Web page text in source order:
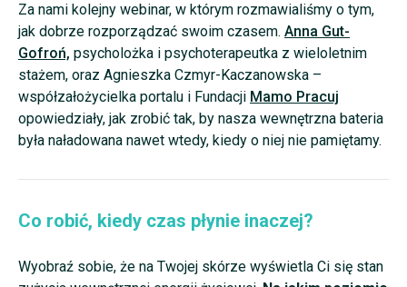
Za nami kolejny webinar, w którym rozmawialiśmy o tym,
jak dobrze rozporządzać swoim czasem. Anna Gut-
Gofroń, psycholożka i psychoterapeutka z wieloletnim
stażem, oraz Agnieszka Czmyr-Kaczanowska –
współzałożycielka portalu i Fundacji Mamo Pracuj
opowiedziały, jak zrobić tak, by nasza wewnętrzna bateria
była naładowana nawet wtedy, kiedy o niej nie pamiętamy.
Co robić, kiedy czas płynie inaczej?
Wyobraź sobie, że na Twojej skórze wyświetla Ci się stan